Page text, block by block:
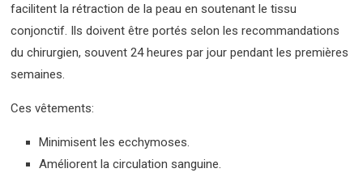
facilitent la rétraction de la peau en soutenant le tissu
conjonctif. Ils doivent être portés selon les recommandations
du chirurgien, souvent 24 heures par jour pendant les premières
semaines.
Ces vêtements:
Minimisent les ecchymoses.
Améliorent la circulation sanguine.